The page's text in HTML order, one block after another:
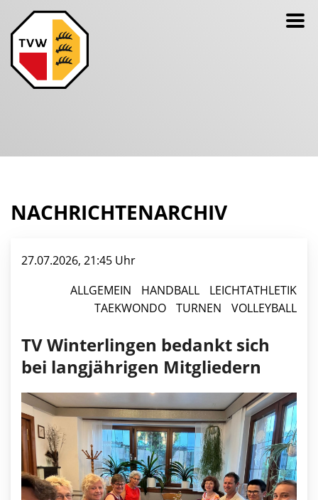
NACHRICHTENARCHIV
27.07.2026, 21:45 Uhr
ALLGEMEIN
HANDBALL
LEICHTATHLETIK
TAEKWONDO
TURNEN VOLLEYBALL
TV Winterlingen bedankt sich
bei langjährigen Mitgliedern